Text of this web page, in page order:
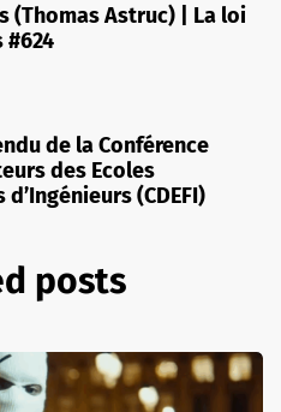
(Thomas Astruc) | La loi
#624
de la Conférence
des Ecoles
d’Ingénieurs (CDEFI)
posts